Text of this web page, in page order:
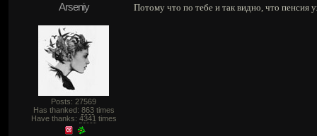
Arseniy
Posts: 27569
Has thanked: 863times
Have thanks: 4341 times
Потому что по тебе и так видно, что пенсия